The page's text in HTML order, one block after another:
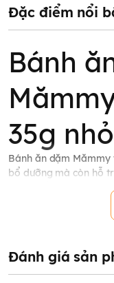
Đặc điểm nổi
Bánh
35g
Bánh ăn dặm
bổ dưỡng mà còn hỗ
Đánh giá sản